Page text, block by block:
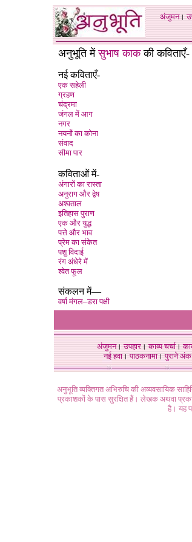
अंजुमन।
अनुभूति मेंसुभाष काक की कविताएँ-
नई कविताएँ-
एक सहेली
ग्रहण
चंद्रमा
जंगल में आग
नगर
नयनों का कोना
संवाद
सीमा पार
कविताओं में-
अंगारों का रास्ता
अनुराग और द्वेष
अश्वताल
इतिहास पुराण
एक और युद्ध
पत्ते और भाव
प्रेम का संकेत
पशु विदाई
रंग अंधेरे में
श्वेत फूल
संकलन में—
वर्षा मंगल–डरा पक्षी
अंजुमन।उपहार।काव्य चर्चा।
नई हवा। पाठकनामा। पुराने अंक
अनुभूति व्यक्तिगत अभिरुचि की अव्यवसायिक
प्रकाशकों के पास सुरक्षित हैं। लेखक अथवा
है। यह